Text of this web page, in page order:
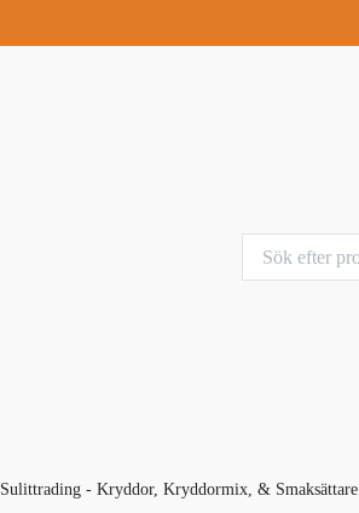
Sulittrading - Kryddor, Kryddormix, & Smaksättare